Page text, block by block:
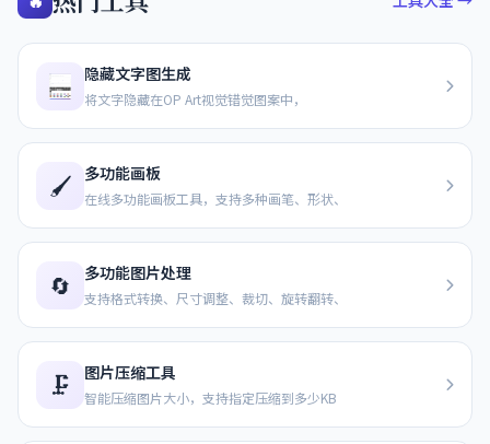
隐藏文字图生成
将文字隐藏在OP Art视觉错觉图案中，
🖌️ 多功能画板
在线多功能画板工具，支持多种画笔、形状、
🔄 多功能图片处理
支持格式转换、尺寸调整、裁切、旋转翻转、
🗜️ 图片压缩工具
智能压缩图片大小，支持指定压缩到多少KB